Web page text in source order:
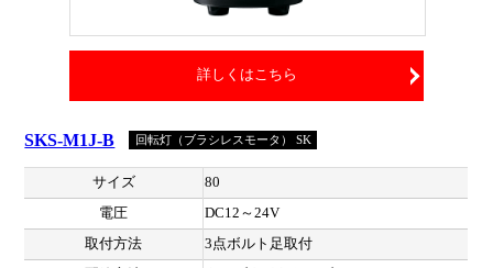
詳しくはこちら
SKS-M1J-B 回転灯（ブラシレスモータ） SK
サイズ
80
電圧
DC12～24V
取付方法
3点ボルト足取付